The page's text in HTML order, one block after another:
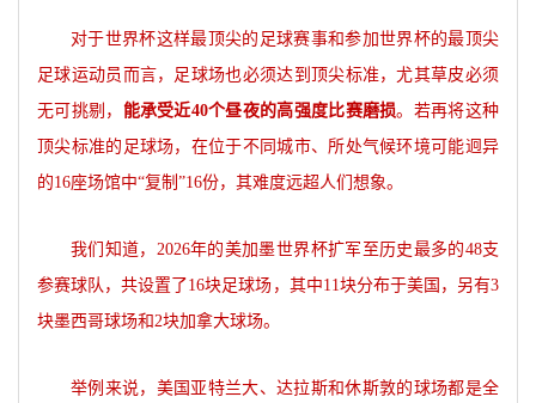
对于世界杯这样最顶尖的足球赛事和参加世界杯的最顶尖
足球运动员而言，足球场也必须达到顶尖标准，尤其草皮必须
无可挑剔， 能承受近40个昼夜的高强度比赛磨损。若再将这种
顶尖标准的足球场，在位于不同城市、所处气候环境可能迥异
的16座场馆中“复制”16份，其难度远超人们想象。
我们知道，2026年的美加墨世界杯扩军至历史最多的48支
参赛球队，共设置了16块足球场，其中11块分布于美国，另有3
块墨西哥球场和2块加拿大球场。
举例来说，美国亚特兰大、达拉斯和休斯敦的球场都是全